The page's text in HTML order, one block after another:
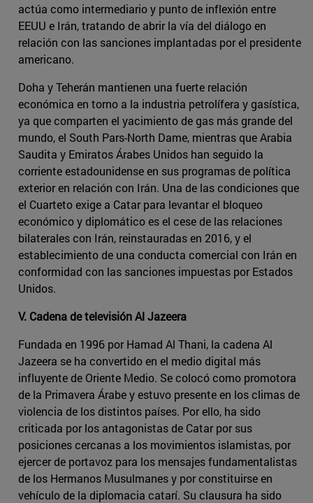
actúa como intermediario y punto de inflexión entre
EEUU e Irán, tratando de abrir la vía del diálogo en
relación con las sanciones implantadas por el presidente
americano.
Doha y Teherán mantienen una fuerte relación
económica en torno a la industria petrolífera y gasística,
ya que comparten el yacimiento de gas más grande del
mundo, el South Pars-North Dame, mientras que Arabia
Saudita y Emiratos Árabes Unidos han seguido la
corriente estadounidense en sus programas de política
exterior en relación con Irán. Una de las condiciones que
el Cuarteto exige a Catar para levantar el bloqueo
económico y diplomático es el cese de las relaciones
bilaterales con Irán, reinstauradas en 2016, y el
establecimiento de una conducta comercial con Irán en
conformidad con las sanciones impuestas por Estados
Unidos.
V. Cadena de televisión Al Jazeera
Fundada en 1996 por Hamad Al Thani, la cadena Al
Jazeera se ha convertido en el medio digital más
influyente de Oriente Medio. Se colocó como promotora
de la Primavera Árabe y estuvo presente en los climas de
violencia de los distintos países. Por ello, ha sido
criticada por los antagonistas de Catar por sus
posiciones cercanas a los movimientos islamistas, por
ejercer de portavoz para los mensajes fundamentalistas
de los Hermanos Musulmanes y por constituirse en
vehículo de la diplomacia catarí. Su clausura ha sido